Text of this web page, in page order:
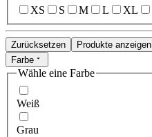
XS
S M L XL
Zurücksetzen
Produkte anzeigen
Farbe
Wähle eine Farbe
Weiß
Grau